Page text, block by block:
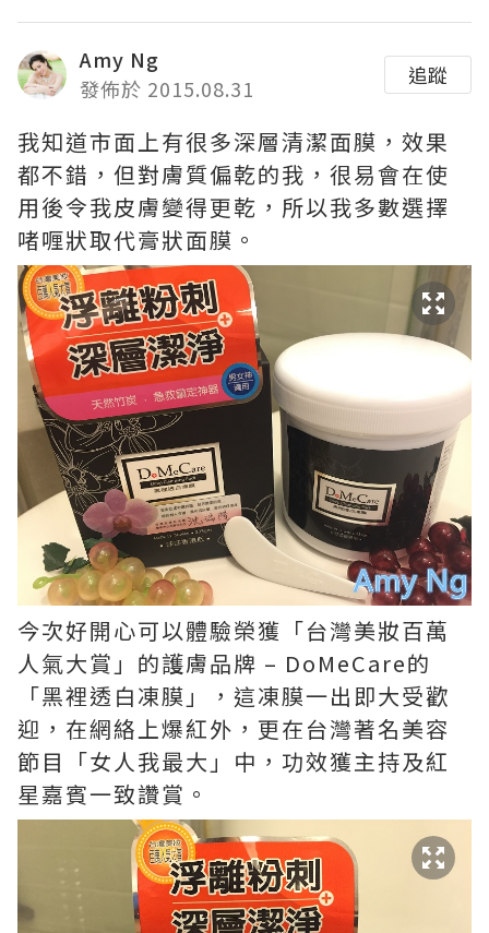
Amy Ng
發佈於 2015.08.31
追蹤
我知道市面上有很多深層清潔面膜，效果
都不錯，但對膚質偏乾的我，很易會在使
用後令我皮膚變得更乾，所以我多數選擇
啫喱狀取代膏狀面膜。
今次好開心可以體驗榮獲「台灣美妝百萬
人氣大賞」的護膚品牌 – DoMeCare的
「黑裡透白凍膜」，這凍膜一出即大受歡
迎，在網絡上爆紅外，更在台灣著名美容
節目「女人我最大」中，功效獲主持及紅
星嘉賓一致讚賞。